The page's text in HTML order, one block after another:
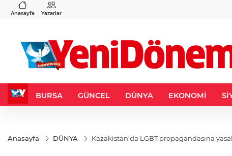
Anasayfa Yazarlar
%-0,22
BURSA GÜNCEL DÜNYA EKONOMİ
Anasayfa DÜNYA Kazakistan'da LGBT propagandasına